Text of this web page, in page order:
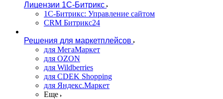
Лицензии 1С-Битрикс
1С-Битрикс: Управление сайтом
CRM Битрикс24
Решения для маркетплейсов
для МегаМаркет
для OZON
для Wildberries
для CDEK Shopping
для Яндекс.Маркет
Еще